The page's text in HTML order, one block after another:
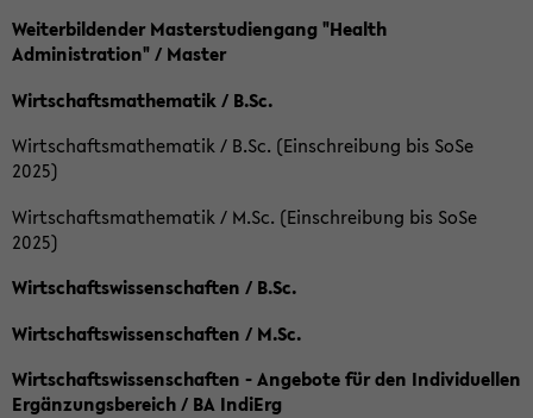
Weiterbildender Masterstudiengang "Health
Administration" / Master
Wirtschaftsmathematik / B.Sc.
Wirtschaftsmathematik / B.Sc. (Einschreibung bis SoSe
2025)
Wirtschaftsmathematik / M.Sc. (Einschreibung bis SoSe
2025)
Wirtschaftswissenschaften / B.Sc.
Wirtschaftswissenschaften / M.Sc.
Wirtschaftswissenschaften - Angebote für den Individuellen
Ergänzungsbereich / BA IndiErg